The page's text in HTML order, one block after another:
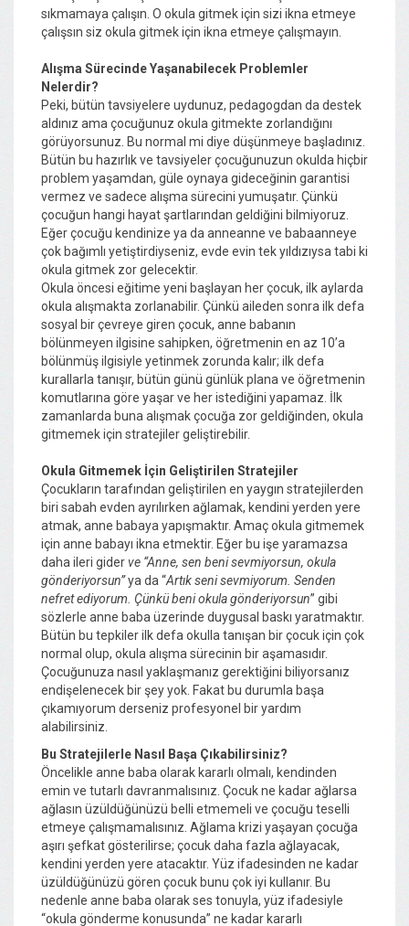
sıkmamaya çalışın. O okula gitmek için sizi ikna etmeye
çalışsın siz okula gitmek için ikna etmeye çalışmayın.
Alışma Sürecinde Yaşanabilecek Problemler
Nelerdir?
Peki, bütün tavsiyelere uydunuz, pedagogdan da destek
aldınız ama çocuğunuz okula gitmekte zorlandığını
görüyorsunuz. Bu normal mi diye düşünmeye başladınız.
Bütün bu hazırlık ve tavsiyeler çocuğunuzun okulda hiçbir
problem yaşamdan, güle oynaya gideceğinin garantisi
vermez ve sadece alışma sürecini yumuşatır. Çünkü
çocuğun hangi hayat şartlarından geldiğini bilmiyoruz.
Eğer çocuğu kendinize ya da anneanne ve babaanneye
çok bağımlı yetiştirdiyseniz, evde evin tek yıldızıysa tabi ki
okula gitmek zor gelecektir.
Okula öncesi eğitime yeni başlayan her çocuk, ilk aylarda
okula alışmakta zorlanabilir. Çünkü aileden sonra ilk defa
sosyal bir çevreye giren çocuk, anne babanın
bölünmeyen ilgisine sahipken, öğretmenin en az 10’a
bölünmüş ilgisiyle yetinmek zorunda kalır; ilk defa
kurallarla tanışır, bütün günü günlük plana ve öğretmenin
komutlarına göre yaşar ve her istediğini yapamaz. İlk
zamanlarda buna alışmak çocuğa zor geldiğinden, okula
gitmemek için stratejiler geliştirebilir.
Okula Gitmemek İçin Geliştirilen Stratejiler
Çocukların tarafından geliştirilen en yaygın stratejilerden
biri sabah evden ayrılırken ağlamak, kendini yerden yere
atmak, anne babaya yapışmaktır. Amaç okula gitmemek
için anne babayı ikna etmektir. Eğer bu işe yaramazsa
daha ileri giderve “Anne, sen beni sevmiyorsun, okula
gönderiyorsun”ya da “Artık seni sevmiyorum. Senden
nefret ediyorum. Çünkü beni okula gönderiyorsun” gibi
sözlerle anne baba üzerinde duygusal baskı yaratmaktır.
Bütün bu tepkiler ilk defa okulla tanışan bir çocuk için çok
normal olup, okula alışma sürecinin bir aşamasıdır.
Çocuğunuza nasıl yaklaşmanız gerektiğini biliyorsanız
endişelenecek bir şey yok. Fakat bu durumla başa
çıkamıyorum derseniz profesyonel bir yardım
alabilirsiniz.
Bu Stratejilerle Nasıl Başa Çıkabilirsiniz?
Öncelikle anne baba olarak kararlı olmalı, kendinden
emin ve tutarlı davranmalısınız. Çocuk ne kadar ağlarsa
ağlasın üzüldüğünüzü belli etmemeli ve çocuğu teselli
etmeye çalışmamalısınız. Ağlama krizi yaşayan çocuğa
aşırı şefkat gösterilirse; çocuk daha fazla ağlayacak,
kendini yerden yere atacaktır. Yüz ifadesinden ne kadar
üzüldüğünüzü gören çocuk bunu çok iyi kullanır. Bu
nedenle anne baba olarak ses tonuyla, yüz ifadesiyle
“okula gönderme konusunda” ne kadar kararlı